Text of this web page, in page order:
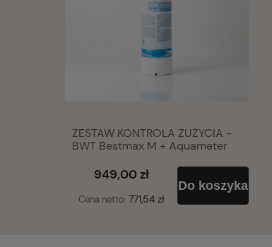
ZESTAW KONTROLA ZUŻYCIA -
BWT Bestmax M + Aquameter
949,00 zł
Cena netto: 771,54 zł
Do koszyka